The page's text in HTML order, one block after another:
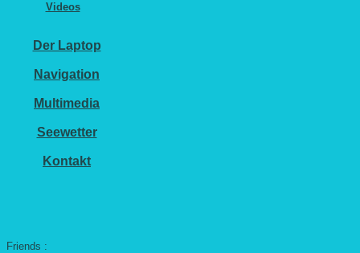
Videos
Der Laptop
Navigation
Multimedia
Seewetter
Kontakt
Friends :